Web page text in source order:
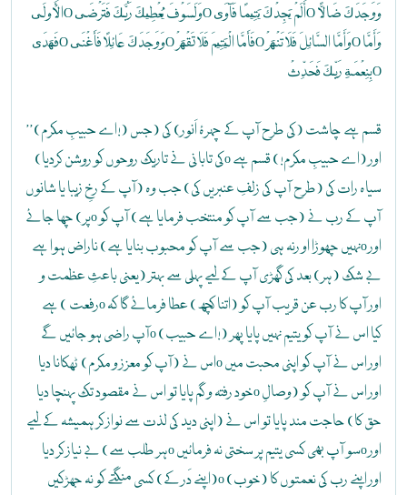
الْأُولَىO وَلَسَوْفَ يُعْطِيكَ رَبُّكَ فَتَرْضَىO أَلَمْ يَجِدْكَ يَتِيمًا فَآوَىO وَوَجَدَكَ ضَالًّا
فَهَدَىO وَوَجَدَكَ عَائِلًا فَأَغْنَىO فَأَمَّا الْيَتِيمَ فَلَا تَقْهَرْO وَأَمَّا السَّائِلَ فَلَا تَنْهَرْO وَأَمَّا
بِنِعْمَةِ رَبِّكَ فَحَدِّثْO
’’(اے حبیبِ مکرم!) قسم ہے چاشت (کی طرح آپ کے چہرۂ اَنور) کی (جس
کی تابانی نے تاریک روحوں کو روشن کردیا)o اور (اے حبیبِ مکرم!) قسم ہے
سیاہ رات کی (طرح آپ کی زلفِ عنبریں کی) جب وہ (آپ کے رخِ زیبا یا شانوں
پر) چھا جائےo آپ کے رب نے (جب سے آپ کو منتخب فرمایا ہے) آپ کو
نہیں چھوڑا او رنہ ہی (جب سے آپ کو محبوب بنایا ہے) ناراض ہوا ہےo اور
بے شک (ہر) بعد کی گھڑی آپ کے لیے پہلی سے بہتر (یعنی باعثِ عظمت و
رفعت ) ہےo اور آپ کا رب عن قریب آپ کو (اتنا کچھ) عطا فرمائے گا کہ
آپ راضی ہو جائیں گےo (اے حبیب!) کیا اس نے آپ کو یتیم نہیں پایا پھر
اس نے (آپ کو معزز و مکرم) ٹھکانا دیاo اور اس نے آپ کو اپنی محبت میں
خود رفتہ و گم پایا تو اس نے مقصود تک پہنچا دیاo اور اس نے آپ کو (وصالِ
حق کا) حاجت مند پایا تو اس نے (اپنی دید کی لذت سے نواز کر ہمیشہ کے لیے
ہر طلب سے) بے نیاز کر دیاo سو آپ بھی کسی یتیم پر سختی نہ فرمائیںo اور
(اپنے دَر کے) کسی منگتے کو نہ جھڑکیںo اور اپنے رب کی نعمتوں کا (خوب)